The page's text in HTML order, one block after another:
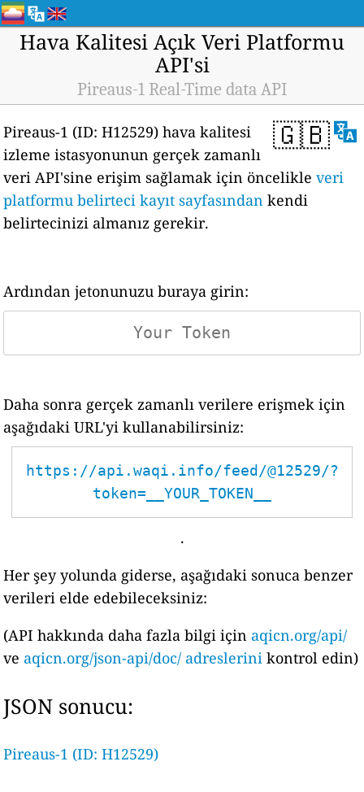
Hava Kalitesi Açık Veri Platformu
API'si
Pireaus-1 Real-Time data API
🇬🇧
Pireaus-1 (ID: H12529) hava kalitesi
izleme istasyonunun gerçek zamanlı
veri API'sine erişim sağlamak için öncelikleveri
platformu belirteci kayıt sayfasından kendi
belirtecinizi almanız gerekir.
Ardından jetonunuzu buraya girin:
Daha sonra gerçek zamanlı verilere erişmek için
aşağıdaki URL'yi kullanabilirsiniz:
https://api.waqi.info/feed/@12529/?
token=__YOUR_TOKEN__
.
Her şey yolunda giderse, aşağıdaki sonuca benzer
verileri elde edebileceksiniz:
(API hakkında daha fazla bilgi için aqicn.org/api/
ve aqicn.org/json-api/doc/ adreslerini kontrol edin)
JSON sonucu:
Pireaus-1 (ID: H12529)